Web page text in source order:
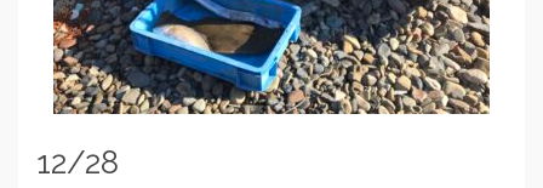
12/28